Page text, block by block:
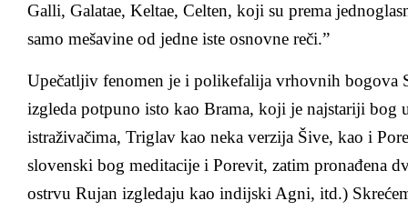
Galli, Galatae, Keltae, Celten, koji su prema
samo mešavine od jedne iste osnovne reči.”
Upečatljiv fenomen je i polikefalija vrhovnih bogova
izgleda potpuno isto kao Brama, koji je najstariji bog
istraživačima, Triglav kao neka verzija Šive, kao i
slovenski bog meditacije i Porevit, zatim pronađena
ostrvu Rujan izgledaju kao indijski Agni, itd.)